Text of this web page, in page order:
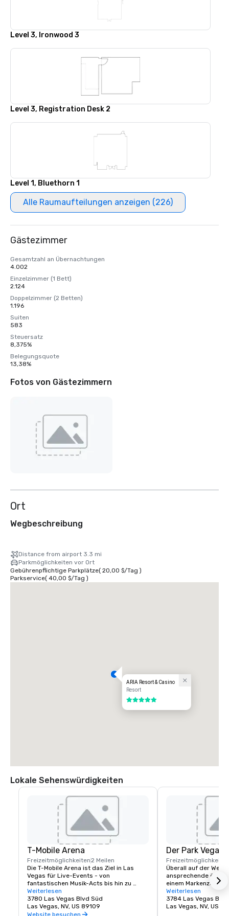
Level 3, Ironwood 3
Level 3, Registration Desk 2
Level 1, Bluethorn 1
Alle Raumaufteilungen anzeigen (226)
Gästezimmer
Gesamtzahl an Übernachtungen
4.002
Einzelzimmer (1 Bett)
2.124
Doppelzimmer (2 Betten)
1.196
Suiten
583
Steuersatz
8,375%
Belegungsquote
13,38%
Fotos von Gästezimmern
Ort
Wegbeschreibung
Distance from airport 3.3 mi
Parkmöglichkeiten vor Ort
Gebührenpflichtige Parkplätze( 20,00 $/Tag )
Parkservice( 40,00 $/Tag )
ARIA Resort & Casino
Resort
5 von 5
Lokale Sehenswürdigkeiten
T-Mobile Arena
Freizeitmöglichkeiten2 Meilen
Die T-Mobile Arena ist das Ziel in Las
Vegas für Live-Events - von
fantastischen Musik-Acts bis hin zu
spannenden Sportveranstaltungen - sie
setzt einen neuen Standard dafür, was
Unterhaltung in der Stadt bedeutet, die
sie am besten kann. Die T-Mobile Arena
Weiterlesen
3780 Las Vegas Blvd Süd
Las Vegas, NV, US 89109
Website besuchen
Der Park Vegas
Freizeitmöglichkeiten
Überall auf der Welt
ansprechende
einem
Städte geworden,
keine Ausnahme.
traditionelle
Weiterlesen
3784 Las Vegas
Las Vegas, NV, US